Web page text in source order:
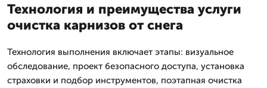
Технология и преимущества услуги
очистка карнизов от снега
Технология выполнения включает этапы: визуальное
обследование, проект безопасного доступа, установка
страховки и подбор инструментов, поэтапная очистка